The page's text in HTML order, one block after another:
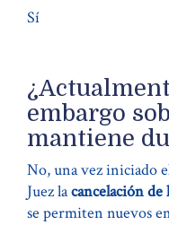
Sí
embargo
mantiene
No, una vez iniciado
Juez lacancelación
se permiten nuevos